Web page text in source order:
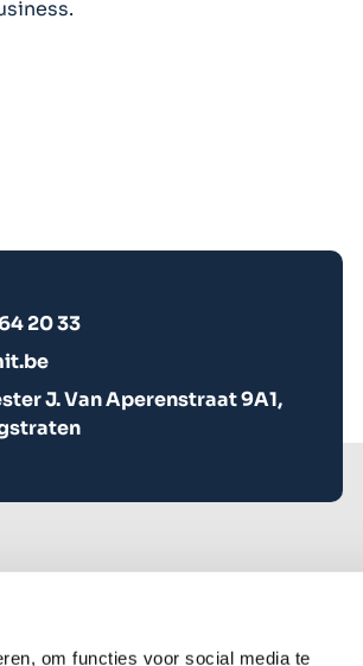
om functies voor social media te
20 33
J. Van Aperenstraat 9A1,